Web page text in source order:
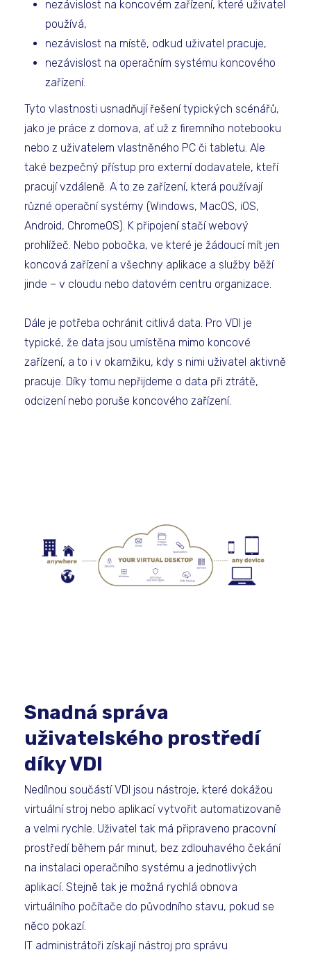
nezávislost na koncovém zařízení, které uživatel
používá,
nezávislost na místě, odkud uživatel pracuje,
nezávislost na operačním systému koncového
zařízení.
Tyto vlastnosti usnadňují řešení typických scénářů,
jako je práce z domova, ať už z firemního notebooku
nebo z uživatelem vlastněného PC či tabletu. Ale
také bezpečný přístup pro externí dodavatele, kteří
pracují vzdáleně. A to ze zařízení, která používají
různé operační systémy (Windows, MacOS, iOS,
Android, ChromeOS). K připojení stačí webový
prohlížeč. Nebo pobočka, ve které je žádoucí mít jen
koncová zařízení a všechny aplikace a služby běží
jinde – v cloudu nebo datovém centru organizace.
Dále je potřeba ochránit citlivá data. Pro VDI je
typické, že data jsou umístěna mimo koncové
zařízení, a to i v okamžiku, kdy s nimi uživatel aktivně
pracuje. Díky tomu nepřijdeme o data při ztrátě,
odcizení nebo poruše koncového zařízení.
Snadná správa
uživatelského prostředí
díky VDI
Nedílnou součástí VDI jsou nástroje, které dokážou
virtuální stroj nebo aplikací vytvořit automatizovaně
a velmi rychle. Uživatel tak má připraveno pracovní
prostředí během pár minut, bez zdlouhavého čekání
na instalaci operačního systému a jednotlivých
aplikací. Stejně tak je možná rychlá obnova
virtuálního počítače do původního stavu, pokud se
něco pokazí.
IT administrátoři získají nástroj pro správu